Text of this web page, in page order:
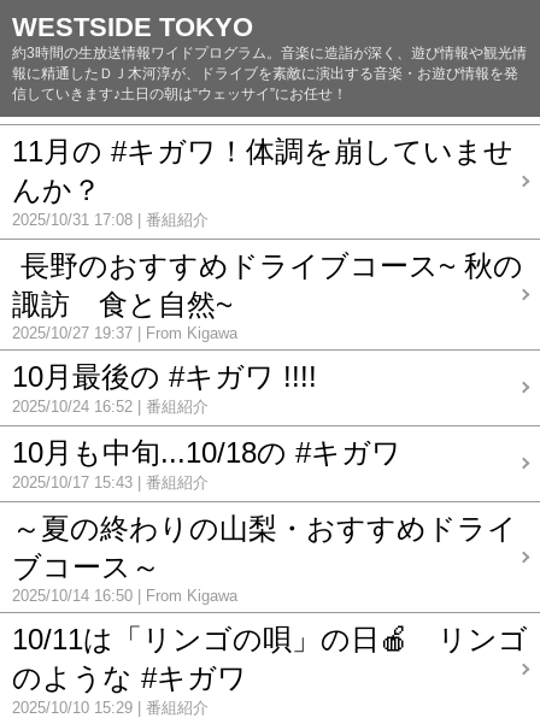
WESTSIDE TOKYO
約3時間の生放送情報ワイドプログラム。音楽に造詣が深く、遊び情報や観光情
報に精通したＤＪ木河淳が、ドライブを素敵に演出する音楽・お遊び情報を発
信していきます♪土日の朝は“ウェッサイ”にお任せ！
11月の #キガワ！体調を崩していませ
んか？
2025/10/31 17:08 番組紹介
長野のおすすめドライブコース~ 秋の
諏訪 食と自然~
2025/10/27 19:37 From Kigawa
10月最後の #キガワ !!!!
2025/10/24 16:52 番組紹介
10月も中旬...10/18の #キガワ
2025/10/17 15:43 番組紹介
～夏の終わりの山梨・おすすめドライ
ブコース～
2025/10/14 16:50 From Kigawa
10/11は「リンゴの唄」の日🍎 リンゴ
のような #キガワ
2025/10/10 15:29 番組紹介